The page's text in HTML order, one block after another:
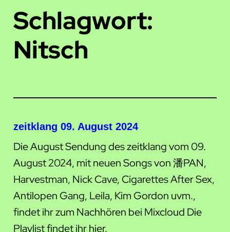
Schlagwort:
Nitsch
zeitklang 09. August 2024
Die August Sendung des zeitklang vom 09.
August 2024, mit neuen Songs von 潘PAN,
Harvestman, Nick Cave, Cigarettes After Sex,
Antilopen Gang, Leila, Kim Gordon uvm.,
findet ihr zum Nachhören bei Mixcloud Die
Playlist findet ihr hier.